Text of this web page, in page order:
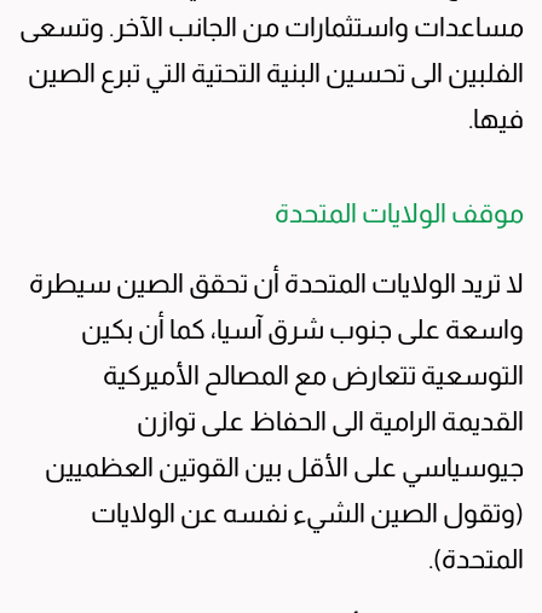
مساعدات واستثمارات من الجانب الآخر. وتسعى
الفلبين الى تحسين البنية التحتية التي تبرع الصين
فيها.
موقف الولايات المتحدة
لا تريد الولايات المتحدة أن تحقق الصين سيطرة
واسعة على جنوب شرق آسيا، كما أن بكين
التوسعية تتعارض مع المصالح الأميركية
القديمة الرامية الى الحفاظ على توازن
جيوسياسي على الأقل بين القوتين العظميين
(وتقول الصين الشيء نفسه عن الولايات
المتحدة).